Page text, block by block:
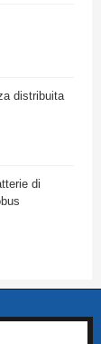
distribuita
di